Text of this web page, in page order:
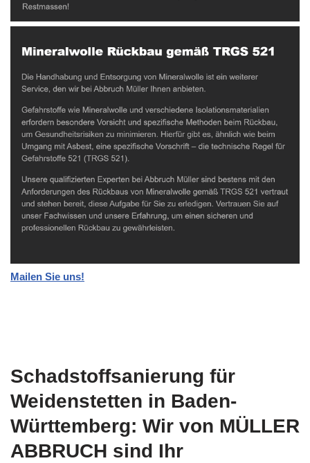
Mailen Sie uns!
Schadstoffsanierung für
Weidenstetten in Baden-
Württemberg: Wir von MÜLLER
ABBRUCH sind Ihr